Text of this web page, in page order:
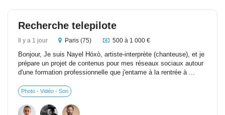
Recherche telepilote
Il y a 1 jour Paris (75) 500 à 1 000 €
Bonjour, Je suis Nayel Hóxò, artiste-interprète (chanteuse), et je
prépare un projet de contenus pour mes réseaux sociaux autour
d'une formation professionnelle que j'entame à la rentrée à ...
Photo - Vidéo - Son